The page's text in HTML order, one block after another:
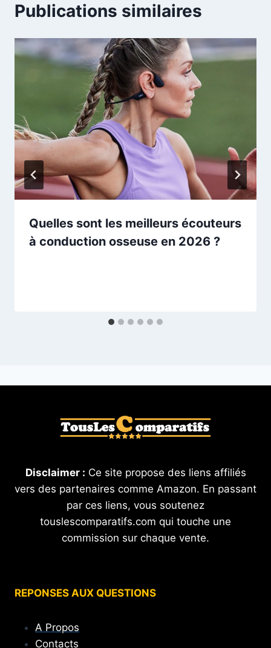
Publications similaires
Quelles sont les meilleurs écouteurs
à conduction osseuse en 2026 ?
Disclaimer : Ce site propose des liens affiliés
vers des partenaires comme Amazon. En passant
par ces liens, vous soutenez
touslescomparatifs.com qui touche une
commission sur chaque vente.
REPONSES AUX QUESTIONS
A Propos
Contacts